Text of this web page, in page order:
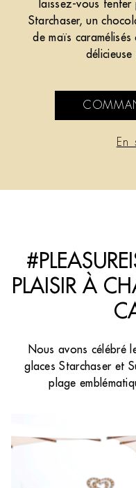
laissez-vous
Starchaser, un
de maïs
En
PLAISIR À
Nous avons célébré
glaces Starchaser et
plage